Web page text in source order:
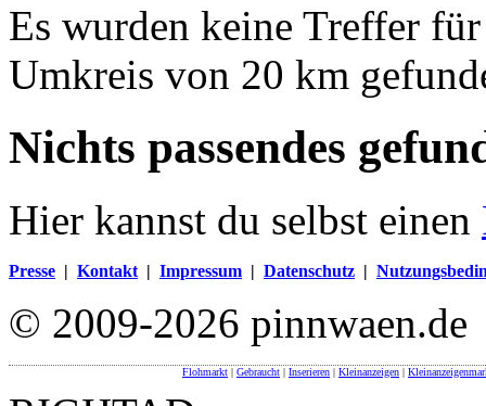
Es wurden keine Treffer
Umkreis von 20 km
Nichts passendes
Hier kannst du selbst einen
Presse | Kontakt | Impressum | Datenschutz |
© 2009-2026 pinnwaen.de
Flohmarkt | Gebraucht | Inserieren | Kleinanzeigen |